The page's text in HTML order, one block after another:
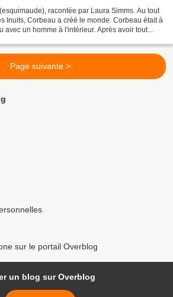
racontée par Laura Simms. Au tout
Inuits, Corbeau a créé le monde. Corbeau était à
avec un homme à l'intérieur. Après avoir tout
Page suivante >
sur le portail Overblog
un blog sur Overblog